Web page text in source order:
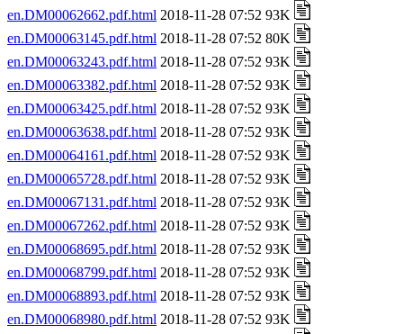
en.DM00062662.pdf.html 2018-11-28 07:52 93K
en.DM00063145.pdf.html 2018-11-28 07:52 80K
en.DM00063243.pdf.html 2018-11-28 07:52 93K
en.DM00063382.pdf.html 2018-11-28 07:52 93K
en.DM00063425.pdf.html 2018-11-28 07:52 93K
en.DM00063638.pdf.html 2018-11-28 07:52 93K
en.DM00064161.pdf.html 2018-11-28 07:52 93K
en.DM00065728.pdf.html 2018-11-28 07:52 93K
en.DM00067131.pdf.html 2018-11-28 07:52 93K
en.DM00067262.pdf.html 2018-11-28 07:52 93K
en.DM00068695.pdf.html 2018-11-28 07:52 93K
en.DM00068799.pdf.html 2018-11-28 07:52 93K
en.DM00068893.pdf.html 2018-11-28 07:52 93K
en.DM00068980.pdf.html 2018-11-28 07:52 93K